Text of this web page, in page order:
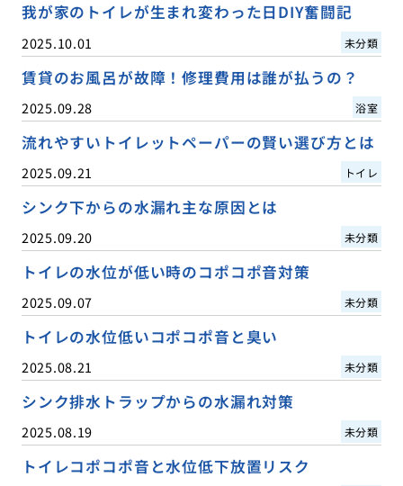
我が家のトイレが生まれ変わった日DIY奮闘記
2025.10.01 未分類
賃貸のお風呂が故障！修理費用は誰が払うの？
2025.09.28 浴室
流れやすいトイレットペーパーの賢い選び方とは
2025.09.21 トイレ
シンク下からの水漏れ主な原因とは
2025.09.20 未分類
トイレの水位が低い時のコポコポ音対策
2025.09.07 未分類
トイレの水位低いコポコポ音と臭い
2025.08.21 未分類
シンク排水トラップからの水漏れ対策
2025.08.19 未分類
トイレコポコポ音と水位低下放置リスク